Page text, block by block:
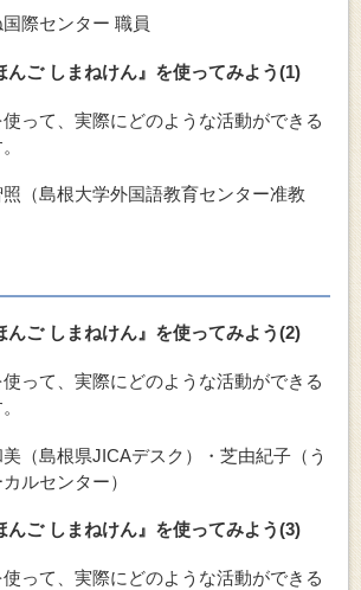
際センター 職員
んご しまねけん』を使ってみよう(1)
って、実際にどのような活動ができる
（島根大学外国語教育センター准教
んご しまねけん』を使ってみよう(2)
って、実際にどのような活動ができる
（島根県JICAデスク）・芝由紀子（う
ルセンター）
んご しまねけん』を使ってみよう(3)
って、実際にどのような活動ができる